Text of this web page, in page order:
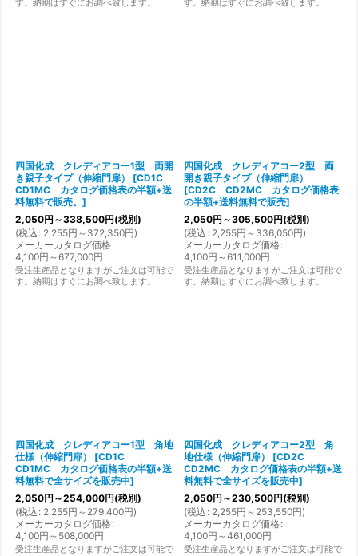
す。納期はすぐにお調べ致します。
す。納期はすぐにお調べ致します。
四国化成 クレディアコー1型 両開
き親子タイプ（伸縮門扉）
[CD1C
CD1MC カタログ価格表の半額+送
料無料で販売。 ]
2,050円 ～338,500円(税別)
(税込 : 2,255円 ～372,350円)
メーカーカタログ価格:
4,100円 ～677,000円
受注生産品となりますがご注文は可能で
す。納期はすぐにお調べ致します。
四国化成 クレディアコー2型 両
開き親子タイプ（伸縮門扉）
[CD2C CD2MC カタログ価格表
の半額+送料無料で販売]
2,050円 ～305,500円(税別)
(税込 : 2,255円 ～336,050円)
メーカーカタログ価格:
4,100円 ～611,000円
受注生産品となりますがご注文は可能で
す。納期はすぐにお調べ致します。
四国化成 クレディアコー1型 角地
仕様（伸縮門扉）
[CD1C
CD1MC カタログ価格表の半額+送
料無料で全サイズを販売中]
2,050円 ～254,000円(税別)
(税込 : 2,255円 ～279,400円)
メーカーカタログ価格:
4,100円 ～508,000円
受注生産品となりますがご注文は可能で
四国化成 クレディアコー2型 角
地仕様（伸縮門扉）
[CD2C
CD2MC カタログ価格表の半額+送
料無料で全サイズを販売中]
2,050円 ～230,500円(税別)
(税込 : 2,255円 ～253,550円)
メーカーカタログ価格:
4,100円 ～461,000円
受注生産品となりますがご注文は可能で